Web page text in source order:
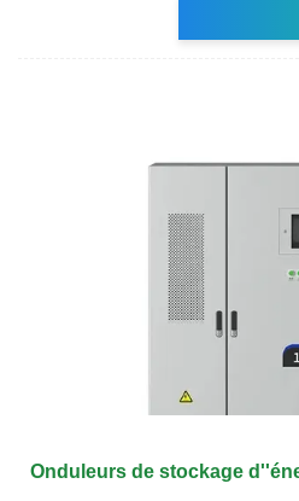
Onduleurs de stockage